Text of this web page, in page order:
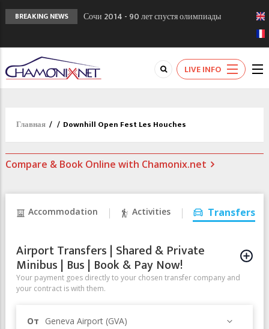
BREAKING NEWS
Сочи 2014 - 90 лет спустя олимпиады
Кол де Монте закрыт 11 января 2013
Chamonixporusski - Русское Шамони. Мы
вам поможем!
LIVE INFO
Главная / / Downhill Open Fest Les Houches
Compare & Book Online with Chamonix.net
Accommodation Activities Transfers
Airport Transfers | Shared & Private
Minibus | Bus | Book & Pay Now!
Your payment goes directly to your chosen transfer company and
your contract is with them.
От Geneva Airport (GVA)